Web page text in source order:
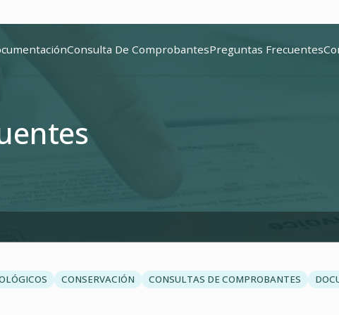
Consulta De ComprobantesPreguntas Frecuentes
CONSERVACIÓN CONSULTAS DE COMPROBANTES